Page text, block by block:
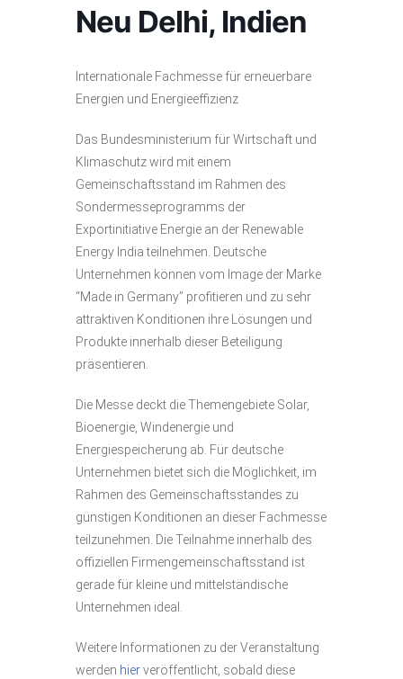
Neu Delhi, Indien
Internationale Fachmesse für erneuerbare
Energien und Energieeffizienz
Das Bundesministerium für Wirtschaft und
Klimaschutz wird mit einem
Gemeinschaftsstand im Rahmen des
Sondermesseprogramms der
Exportinitiative Energie an der Renewable
Energy India teilnehmen. Deutsche
Unternehmen können vom Image der Marke
“Made in Germany” profitieren und zu sehr
attraktiven Konditionen ihre Lösungen und
Produkte innerhalb dieser Beteiligung
präsentieren.
Die Messe deckt die Themengebiete Solar,
Bioenergie, Windenergie und
Energiespeicherung ab. Für deutsche
Unternehmen bietet sich die Möglichkeit, im
Rahmen des Gemeinschaftsstandes zu
günstigen Konditionen an dieser Fachmesse
teilzunehmen. Die Teilnahme innerhalb des
offiziellen Firmengemeinschaftsstand ist
gerade für kleine und mittelständische
Unternehmen ideal.
Weitere Informationen zu der Veranstaltung
werden hierveröffentlicht, sobald diese